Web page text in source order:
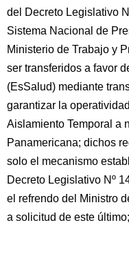
del Decreto Legislativo
Sistema Nacional de
Ministerio de Trabajo y
ser transferidos a favor
(EsSalud) mediante
garantizar la
Aislamiento Temporal a
Panamericana; dichos
solo el mecanismo
Decreto Legislativo Nº
el refrendo del Ministro
a solicitud de este último;